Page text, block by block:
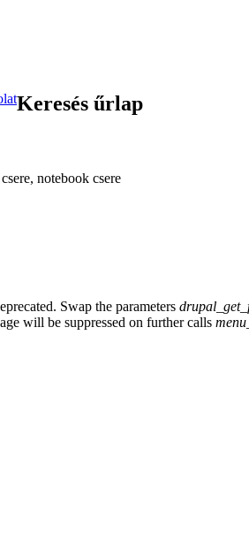
Keresés űrlap
notebook csere
Swap the parameters
will be suppressed on further calls